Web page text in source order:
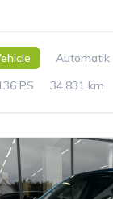
Automatik
PS 34.831 km